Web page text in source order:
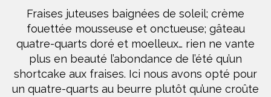
Fraises juteuses baignées de soleil; crème
fouettée mousseuse et onctueuse; gâteau
quatre-quarts doré et moelleux… rien ne vante
plus en beauté l’abondance de l’été qu’un
shortcake aux fraises. Ici nous avons opté pour
un quatre-quarts au beurre plutôt qu’une croûte